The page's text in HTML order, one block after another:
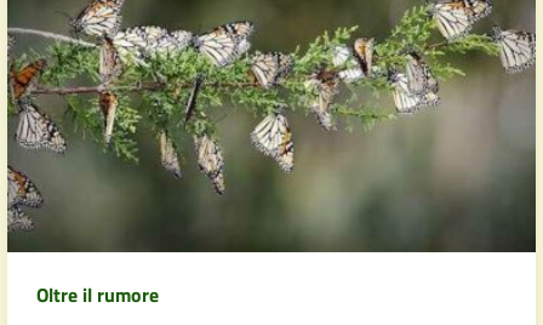
Oltre il rumore